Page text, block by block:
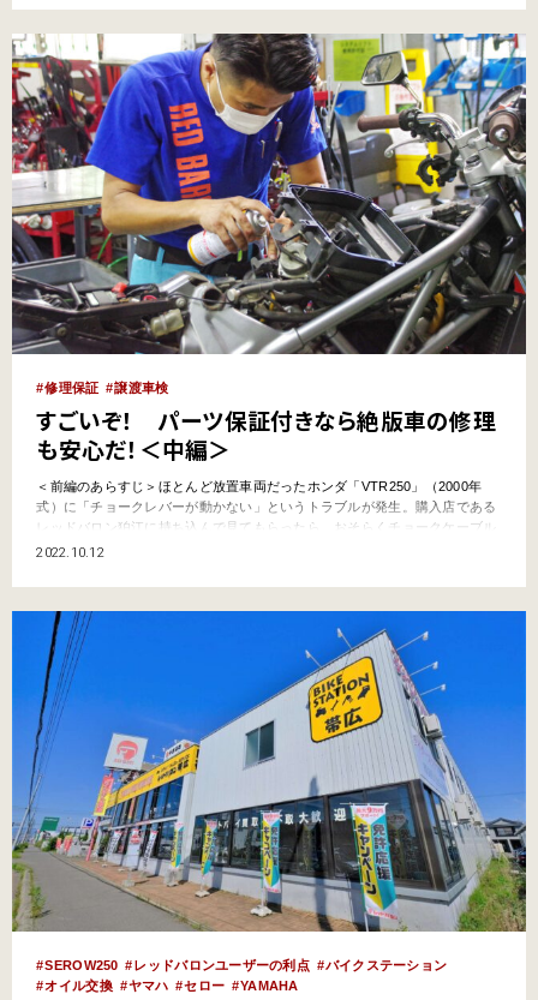
ェーンが暴れてジャラジャラと異音が出たり、摩耗を…
修理保証 譲渡車検
すごいぞ！ パーツ保証付きなら絶版車の修理
も安心だ！＜中編＞
＜前編のあらすじ＞ほとんど放置車両だったホンダ「VTR250」（2000年
式）に「チョークレバーが動かない」というトラブルが発生。購入店である
レッドバロン狛江に持ち込んで見てもらったら、おそらくチョークケーブル
がキャブレターにねじ込まれる部分のチョークバルブ（スターターバルブ）
するも、チョークケーブルはとっくに廃番に。がび～ん！ …
2022.10.12
SEROW250 レッドバロンユーザーの利点
バイクステーション
オイル交換
ヤマハ セロー YAMAHA